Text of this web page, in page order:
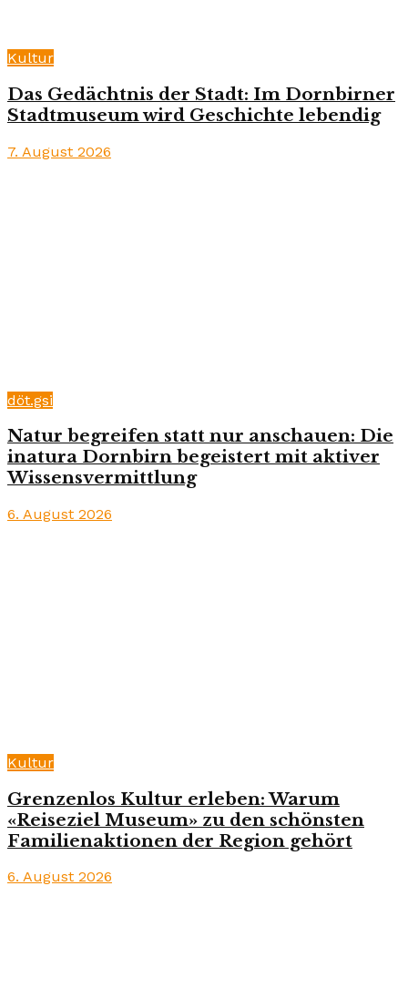
Kultur
Das Gedächtnis der Stadt: Im Dornbirner
Stadtmuseum wird Geschichte lebendig
7. August 2026
döt.gsi
Natur begreifen statt nur anschauen: Die
inatura Dornbirn begeistert mit aktiver
Wissensvermittlung
6. August 2026
Kultur
Grenzenlos Kultur erleben: Warum
«Reiseziel Museum» zu den schönsten
Familienaktionen der Region gehört
6. August 2026